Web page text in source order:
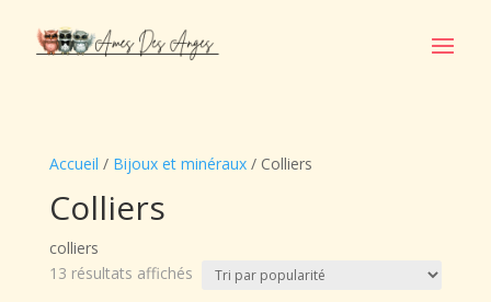
Accueil / Bijoux et minéraux/ Colliers
Colliers
colliers
13 résultats affichésTrié